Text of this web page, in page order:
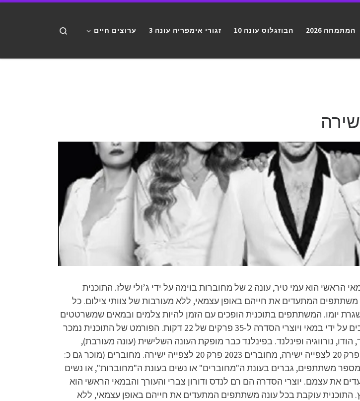
המתמחה 2026 הבוזגלוס עונה 10 זגורי אימפריה עונה 3 ערוצים חיים
מתעדים את עצמם. יוצרי הסדרה הם רם לנדס ודורון צברי והעורך והבמאי הראשי הוא עמי טיר, עונה 2 של מחוברות בוימה על ידי ג’ולי שלז. התוכנית
משודרת בערוץ HOT3. הפורמט: התוכנית עוקבת בכל עונה אחר 5 או 6 משתתפים המתעדים את חייהם באופן עצמאי, ללא מעורבות של צוותי צילום. כל
יומו. המשתתפים בתוכנית הופכים עם הזמן להיות צלמים ובמאים שמשרטטים
בעזרת המצלמה את הסיפור שלהם. אלפי השעות של חומר הגלם נערכים על ידי במאי ויוצרי הסדרה ל-35 פרקים של 22 דקות. הפורמט של התוכנית נמכר
דנמרק, צרפת, אירלנד, הודו, נורווגיה ופינלנד. בפינלנד כבר מופקת העונה השלישית (עונה מעורבת),
באירלנד שודרה הסדרה בערוץ בציבורי האירי RTÉ2. מחוברים עונה 5 פרק 20 לצפייה ישירה, מחוברים 2023 פרק 20 לצפייה ישירה. מחוברים (מוכר גם כ:
משתתפים, גברים בעונת ה"מחוברים" או נשים בעונת ה"מחוברות", או נשים
את עצמם. יוצרי הסדרה הם רם לנדס ודורון צברי והעורך והבמאי הראשי הוא
התוכנית עוקבת בכל עונה משתתפים המתעדים את חייהם באופן עצמאי, ללא